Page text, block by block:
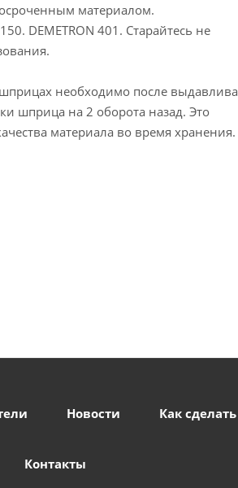
материалом.
DEMETRON 401. Старайтесь не
необходимо после
шприца на 2 оборота назад. Это
материала во время хранения.
Новости Как сделать
Контакты